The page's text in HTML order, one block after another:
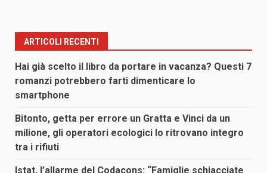
ARTICOLI RECENTI
Hai già scelto il libro da portare in vacanza? Questi 7
romanzi potrebbero farti dimenticare lo
smartphone
Bitonto, getta per errore un Gratta e Vinci da un
milione, gli operatori ecologici lo ritrovano integro
tra i rifiuti
Istat, l’allarme del Codacons: “Famiglie schiacciate